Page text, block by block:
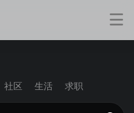
社区 生活 求职